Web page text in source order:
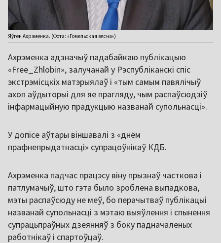
Яўген Ахрэменка. (Фота: «Гомельская вясна»)
Ахрэменка адзначыў падабайкаю публікацыю
«Free_Zhlobin», залучанай у Рэспубліканскі спіс
экстрэмісцкіх матэрыялаў і «тым самым павялічыў
ахоп аўдыторыі для яе прагляду, чым распаўсюдзіў
інфармацыйную прадукцыю названай супольнасці».
У допісе аўтары віншавалі з «днём
прафнепрыдатнасці» супрацоўнікаў КДБ.
Ахрэменка падчас працэсу віну прызнаў часткова і
патлумачыў, што гэта было зроблена выпадкова,
мэты распаўсюду не меў, бо перачытваў публікацыі
названай супольнасці з мэтаю выяўлення і спынення
супрацьпраўных дзеянняў з боку падначаленых
работнікаў і спартоўцаў.